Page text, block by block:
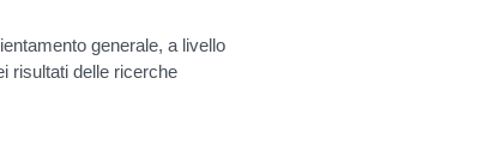
generale, a livello
risultati delle ricerche